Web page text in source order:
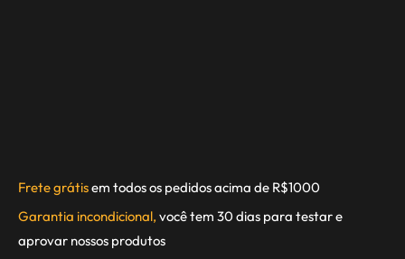
Frete grátisem todos os pedidos acima de R$1000
Garantia incondicional, você tem 30 dias para testar e
aprovar nossos produtos